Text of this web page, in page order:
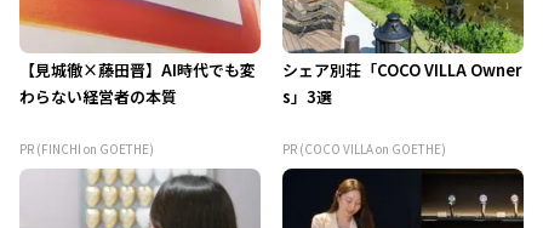
【見城徹×藤田晋】AI時代でも変
わらない経営者の本質
PR (FINCHI on GOETHE)
シェア別荘「COCO VILLA Owner
s」3選
PR (COCO VILLA on GOETHE)